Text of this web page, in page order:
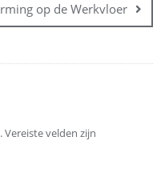
op de Werkvloer
Vereiste velden zijn